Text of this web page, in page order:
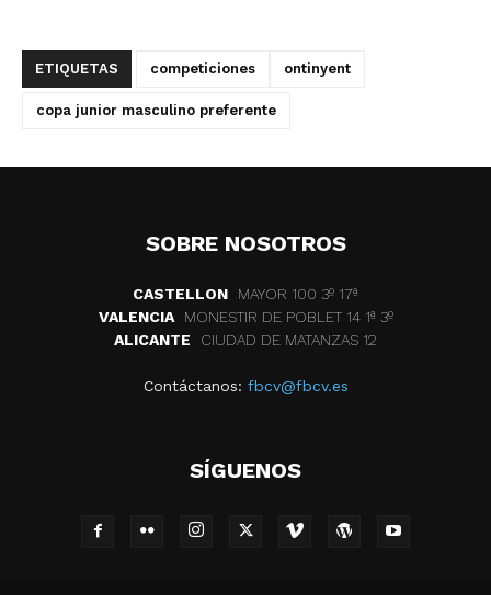
ETIQUETAS competiciones ontinyent
copa junior masculino preferente
SOBRE NOSOTROS
CASTELLON
MAYOR 100 3º 17ª
VALENCIA
MONESTIR DE POBLET 14 1ª 3º
ALICANTE
CIUDAD DE MATANZAS 12
Contáctanos: fbcv@fbcv.es
SÍGUENOS